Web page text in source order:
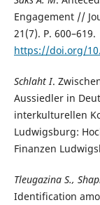
Engagement //
21(7). P. 600–619.
https://doi.org/
Schlaht I.
Aussiedler in
interkulturellen
Ludwigsburg:
Finanzen
Tleugazina S.,
Identification